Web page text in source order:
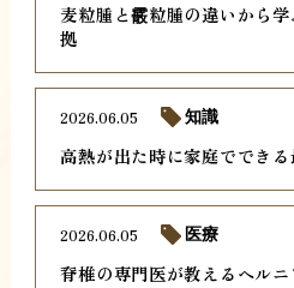
麦粒腫と霰粒腫の違いから
拠
高熱が出た時に家庭ででき
2026.06.05 知識
脊椎の専門医が教えるヘル
2026.06.05 医療